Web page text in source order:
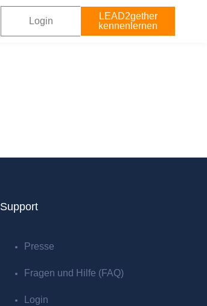
Login
LEAD2gether
kennenlernen
Support
Presse
Fragen und Hilfe (FAQ)
Login